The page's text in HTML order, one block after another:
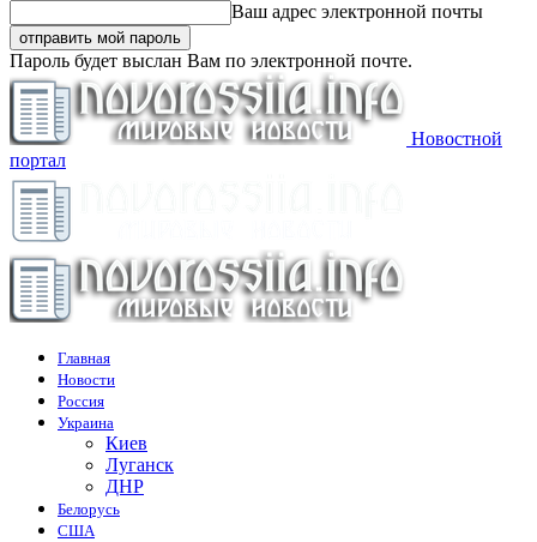
Ваш адрес электронной почты
Пароль будет выслан Вам по электронной почте.
Новостной
портал
Главная
Новости
Россия
Украина
Киев
Луганск
ДНР
Белорусь
США